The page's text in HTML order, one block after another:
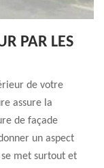
PAR LES
de votre
assure la
de façade
un aspect
met surtout et